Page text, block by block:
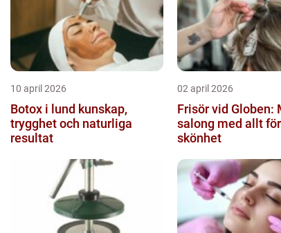
10 april 2026
Botox i lund kunskap,
trygghet och naturliga
resultat
02 april 2026
Frisör vid Globen:
salong med allt
skönhet